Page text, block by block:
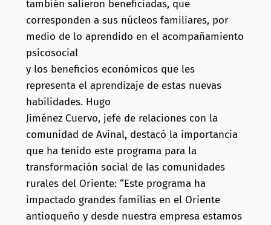
también salieron beneficiadas, que
corresponden a sus núcleos familiares, por
medio de lo aprendido en el acompañamiento
psicosocial
y los beneficios económicos que les
representa el aprendizaje de estas nuevas
habilidades. Hugo
Jiménez Cuervo, jefe de relaciones con la
comunidad de Avinal, destacó la importancia
que ha tenido este programa para la
transformación social de las comunidades
rurales del Oriente: “Este programa ha
impactado grandes familias en el Oriente
antioqueño y desde nuestra empresa estamos